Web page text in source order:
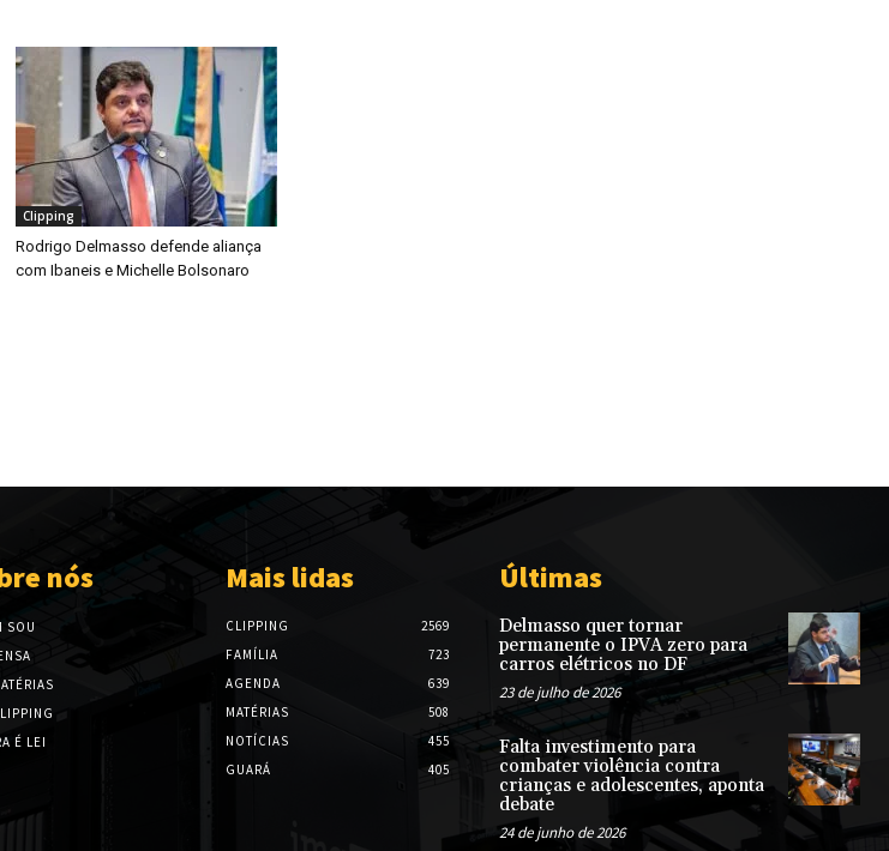
Clipping
Rodrigo Delmasso defende aliança
com Ibaneis e Michelle Bolsonaro
nós
SOU
É LEI
Mais lidas
CLIPPING
2569
FAMÍLIA
723
AGENDA
639
MATÉRIAS
508
NOTÍCIAS
455
GUARÁ
405
Últimas
Delmasso quer tornar
permanente o IPVA zero para
carros elétricos no DF
23 de julho de 2026
Falta investimento para
combater violência contra
crianças e adolescentes, aponta
debate
24 de junho de 2026